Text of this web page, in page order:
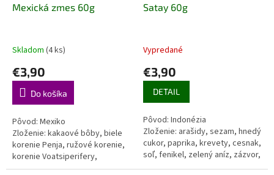
Mexická zmes 60g
Skladom (4 ks)
€3,90
Do košíka
Pôvod: Mexiko
Zloženie: kakaové bôby, biele
korenie Penja, ružové korenie,
korenie Voatsiperifery,
rozmarín, semená Acacie Hovorí
Satay 60g
Vypredané
€3,90
DETAIL
Pôvod: Indonézia
Zloženie: arašidy, sezam, hnedý
cukor, paprika, krevety, cesnak,
soľ, fenikel, zelený aníz, zázvor,
čierne korenie, koriander,